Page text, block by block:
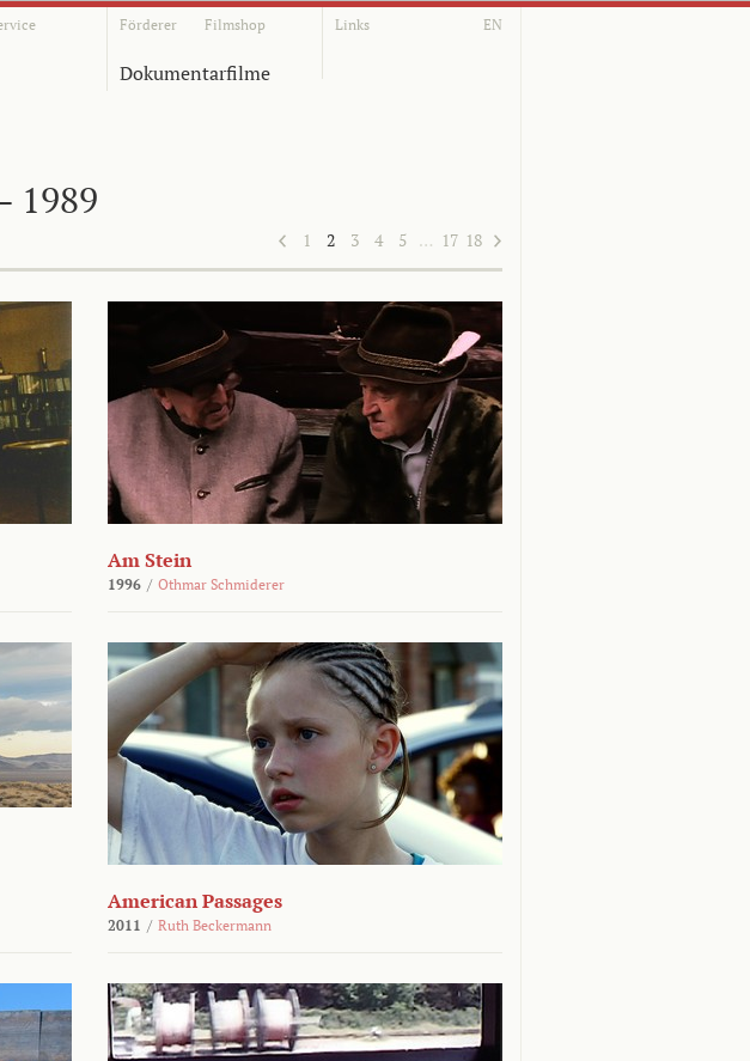
Förderer Filmshop Links EN
Dokumentarfilme
1989
1 2 3 4 5 … 17 18
Am Stein
1996 / Othmar Schmiderer
American Passages
2011 / Ruth Beckermann